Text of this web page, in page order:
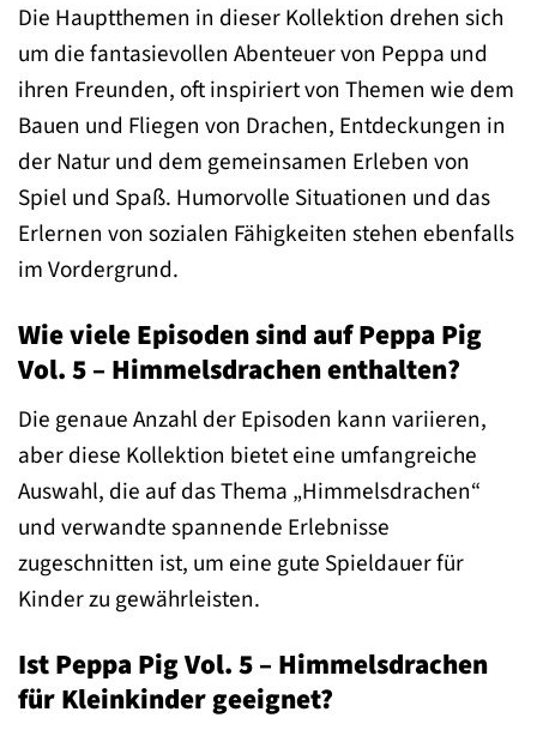
Die Hauptthemen in dieser Kollektion drehen sich
um die fantasievollen Abenteuer von Peppa und
ihren Freunden, oft inspiriert von Themen wie dem
Bauen und Fliegen von Drachen, Entdeckungen in
der Natur und dem gemeinsamen Erleben von
Spiel und Spaß. Humorvolle Situationen und das
Erlernen von sozialen Fähigkeiten stehen ebenfalls
im Vordergrund.
Wie viele Episoden sind auf Peppa Pig
Vol. 5 – Himmelsdrachen enthalten?
Die genaue Anzahl der Episoden kann variieren,
aber diese Kollektion bietet eine umfangreiche
Auswahl, die auf das Thema „Himmelsdrachen“
und verwandte spannende Erlebnisse
zugeschnitten ist, um eine gute Spieldauer für
Kinder zu gewährleisten.
Ist Peppa Pig Vol. 5 – Himmelsdrachen
für Kleinkinder geeignet?